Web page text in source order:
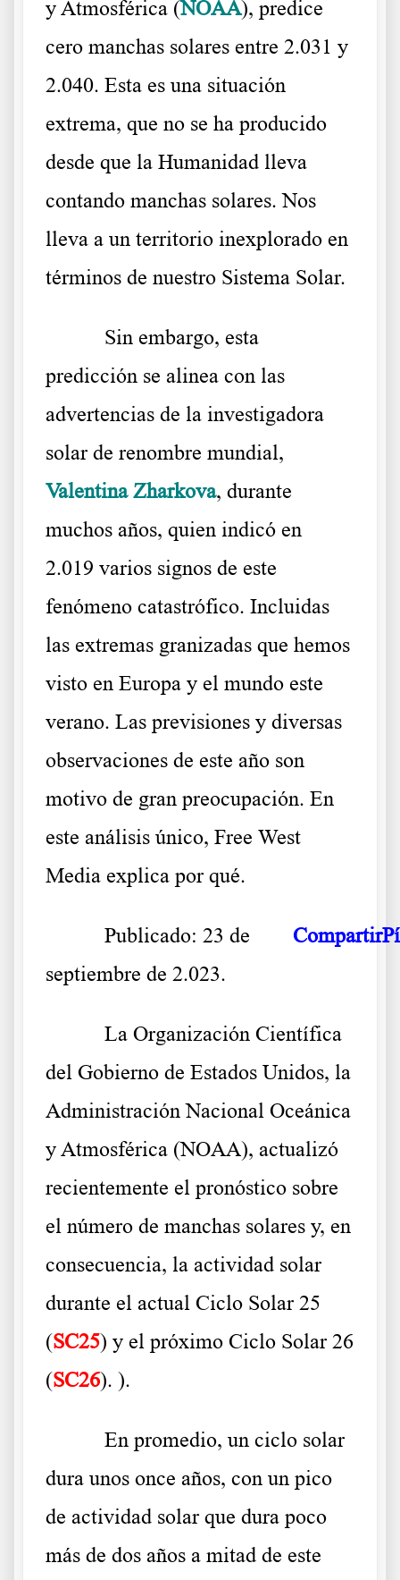
y Atmosférica (NOAA), predice
cero manchas solares entre 2.031 y
2.040. Esta es una situación
extrema, que no se ha producido
desde que la Humanidad lleva
contando manchas solares. Nos
lleva a un territorio inexplorado en
términos de nuestro Sistema Solar.
Sin embargo, esta
predicción se alinea con las
advertencias de la investigadora
solar de renombre mundial,
Valentina Zharkova, durante
muchos años, quien indicó en
2.019 varios signos de este
fenómeno catastrófico. Incluidas
las extremas granizadas que hemos
visto en Europa y el mundo este
verano. Las previsiones y diversas
observaciones de este año son
motivo de gran preocupación. En
este análisis único, Free West
Media explica por qué.
Compartir
Publicado: 23 de
septiembre de 2.023.
La Organización Científica
del Gobierno de Estados Unidos, la
Administración Nacional Oceánica
y Atmosférica (NOAA), actualizó
recientemente el pronóstico sobre
el número de manchas solares y, en
consecuencia, la actividad solar
durante el actual Ciclo Solar 25
(SC25) y el próximo Ciclo Solar 26
(SC26). ).
En promedio, un ciclo solar
dura unos once años, con un pico
de actividad solar que dura poco
más de dos años a mitad de este